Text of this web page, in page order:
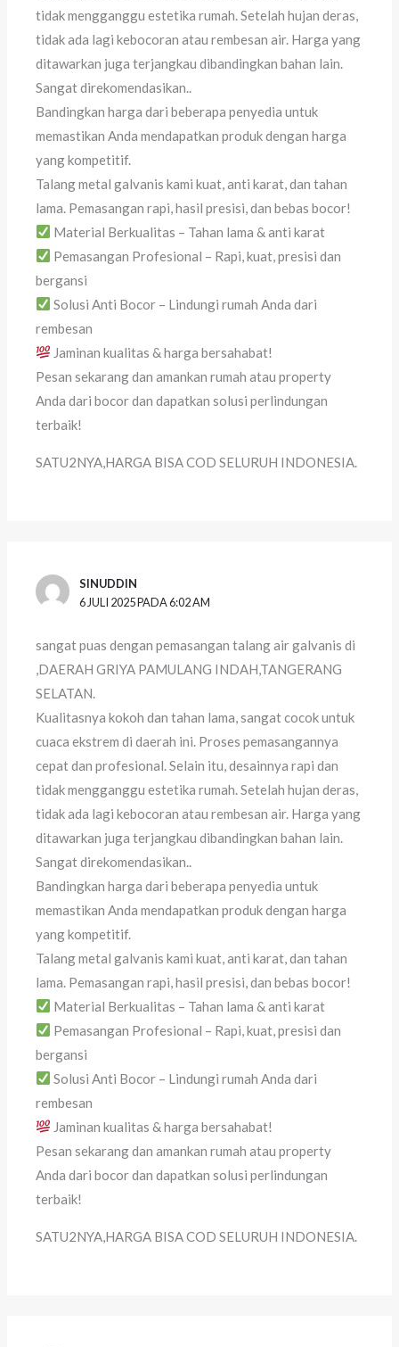
tidak mengganggu estetika rumah. Setelah hujan deras,
tidak ada lagi kebocoran atau rembesan air. Harga yang
ditawarkan juga terjangkau dibandingkan bahan lain.
Sangat direkomendasikan..
Bandingkan harga dari beberapa penyedia untuk
memastikan Anda mendapatkan produk dengan harga
yang kompetitif.
Talang metal galvanis kami kuat, anti karat, dan tahan
lama. Pemasangan rapi, hasil presisi, dan bebas bocor!
Material Berkualitas – Tahan lama & anti karat
Pemasangan Profesional – Rapi, kuat, presisi dan
bergansi
Solusi Anti Bocor – Lindungi rumah Anda dari
rembesan
Jaminan kualitas & harga bersahabat!
Pesan sekarang dan amankan rumah atau property
Anda dari bocor dan dapatkan solusi perlindungan
terbaik!
SATU2NYA,HARGA BISA COD SELURUH INDONESIA.
SINUDDIN
6 JULI 2025 PADA 6:02 AM
sangat puas dengan pemasangan talang air galvanis di
,DAERAH GRIYA PAMULANG INDAH,TANGERANG
SELATAN.
Kualitasnya kokoh dan tahan lama, sangat cocok untuk
cuaca ekstrem di daerah ini. Proses pemasangannya
cepat dan profesional. Selain itu, desainnya rapi dan
tidak mengganggu estetika rumah. Setelah hujan deras,
tidak ada lagi kebocoran atau rembesan air. Harga yang
ditawarkan juga terjangkau dibandingkan bahan lain.
Sangat direkomendasikan..
Bandingkan harga dari beberapa penyedia untuk
memastikan Anda mendapatkan produk dengan harga
yang kompetitif.
Talang metal galvanis kami kuat, anti karat, dan tahan
lama. Pemasangan rapi, hasil presisi, dan bebas bocor!
Material Berkualitas – Tahan lama & anti karat
Pemasangan Profesional – Rapi, kuat, presisi dan
bergansi
Solusi Anti Bocor – Lindungi rumah Anda dari
rembesan
Jaminan kualitas & harga bersahabat!
Pesan sekarang dan amankan rumah atau property
Anda dari bocor dan dapatkan solusi perlindungan
terbaik!
SATU2NYA,HARGA BISA COD SELURUH INDONESIA.